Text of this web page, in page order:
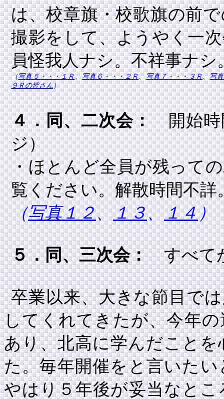
は、校章旗・校歌旗の前
撮影をして、ようやく一
員怪我人ナシ。不祥事ナシ
（写真５・・・１Ｒ 、 写真６・・・２Ｒ、 写真７・・・３Ｒ、写
９Ｒの皆さん）
４．同、二次会：開始時
ジ）
・ほとんど全員が残って
覧ください。解散時間不詳
（写真１２、１３、１４）
５．同、三次会：すべて
卒業以来、大きな節目で
してくれてきたが、今年
あり、北高に学んだこと
た。毎年開催をと言いた
やはり５年後が妥当なと